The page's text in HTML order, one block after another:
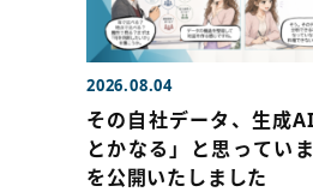
2026.08.04
その自社データ、生成
とかなる」と思ってい
を公開いたしました